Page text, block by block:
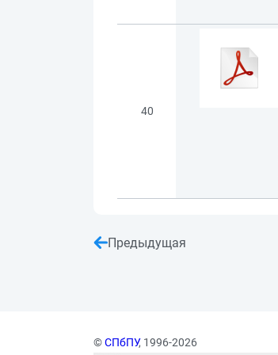
40
Предыдущая
©СПбПУ, 1996-2026